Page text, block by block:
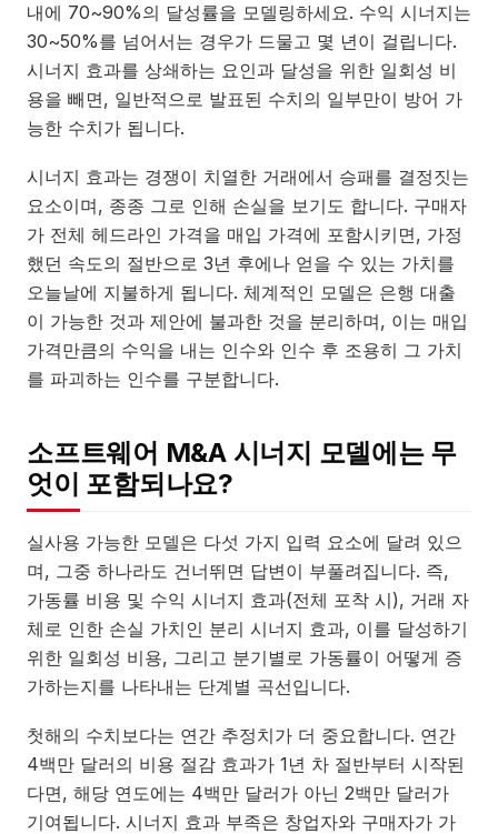
내에 70~90%의 달성률을 모델링하세요. 수익 시너지는
30~50%를 넘어서는 경우가 드물고 몇 년이 걸립니다.
시너지 효과를 상쇄하는 요인과 달성을 위한 일회성 비
용을 빼면, 일반적으로 발표된 수치의 일부만이 방어 가
능한 수치가 됩니다.
시너지 효과는 경쟁이 치열한 거래에서 승패를 결정짓는
요소이며, 종종 그로 인해 손실을 보기도 합니다. 구매자
가 전체 헤드라인 가격을 매입 가격에 포함시키면, 가정
했던 속도의 절반으로 3년 후에나 얻을 수 있는 가치를
오늘날에 지불하게 됩니다. 체계적인 모델은 은행 대출
이 가능한 것과 제안에 불과한 것을 분리하며, 이는 매입
가격만큼의 수익을 내는 인수와 인수 후 조용히 그 가치
를 파괴하는 인수를 구분합니다.
소프트웨어 M&A 시너지 모델에는 무
엇이 포함되나요?
실사용 가능한 모델은 다섯 가지 입력 요소에 달려 있으
며, 그중 하나라도 건너뛰면 답변이 부풀려집니다. 즉,
가동률 비용 및 수익 시너지 효과(전체 포착 시), 거래 자
체로 인한 손실 가치인 분리 시너지 효과, 이를 달성하기
위한 일회성 비용, 그리고 분기별로 가동률이 어떻게 증
가하는지를 나타내는 단계별 곡선입니다.
첫해의 수치보다는 연간 추정치가 더 중요합니다. 연간
4백만 달러의 비용 절감 효과가 1년 차 절반부터 시작된
다면, 해당 연도에는 4백만 달러가 아닌 2백만 달러가
기여됩니다. 시너지 효과 부족은 창업자와 구매자가 가